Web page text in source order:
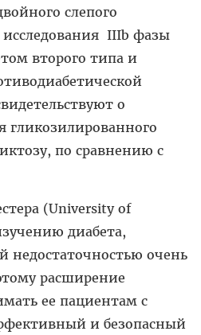
слепого
исследования IIIb фазы
второго типа и
о
гликозилированного
по сравнению с
(University of
диабета,
недостаточностью очень
расширение
ее пациентам с
и безопасный